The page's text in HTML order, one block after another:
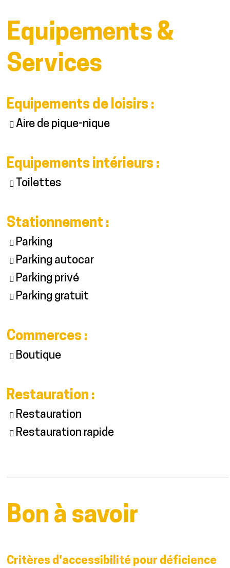
Equipements &
Services
Equipements de loisirs :
Aire de pique-nique
Equipements intérieurs :
Toilettes
Stationnement :
Parking
Parking autocar
Parking privé
Parking gratuit
Commerces :
Boutique
Restauration :
Restauration
Restauration rapide
Bon à savoir
Critères d'accessibilité pour déficience